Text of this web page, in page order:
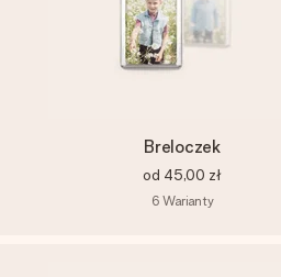
Breloczek
od 45,00 zł
6 Warianty